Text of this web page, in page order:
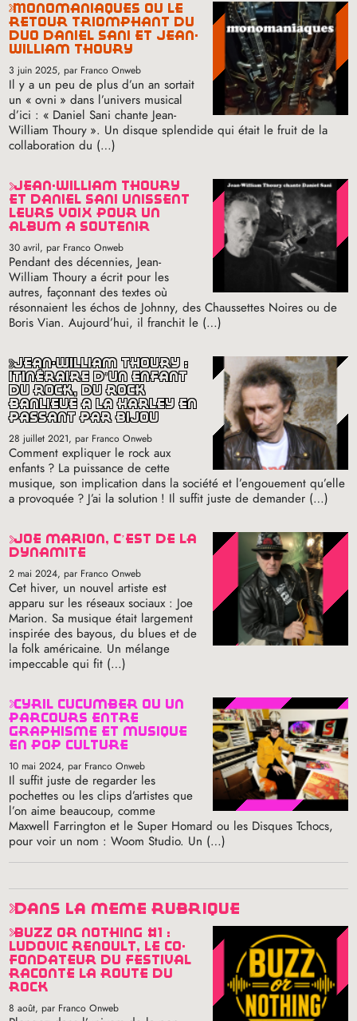
monomaniaques ou le
retour triomphant du
duo daniel sani et jean-
william thoury
3 juin 2025, par Franco Onweb
Il y a un peu de plus d’un an sortait
un « ovni » dans l’univers musical
d’ici : « Daniel Sani chante Jean-
William Thoury ». Un disque splendide qui était le fruit de la
collaboration du (…)
jean-william thoury
et daniel sani unissent
leurs voix pour un
album à soutenir
30 avril, par Franco Onweb
Pendant des décennies, Jean-
William Thoury a écrit pour les
autres, façonnant des textes où
résonnaient les échos de Johnny, des Chaussettes Noires ou de
Boris Vian. Aujourd’hui, il franchit le (…)
jean-william thoury :
itinéraire d’un enfant
du rock, du rock
banlieue à la harley en
passant par bijou
28 juillet 2021, par Franco Onweb
Comment expliquer le rock aux
enfants ? La puissance de cette
musique, son implication dans la société et l’engouement qu’elle
a provoquée ? J’ai la solution ! Il suffit juste de demander (…)
joe marion, c’est de la
dynamite
2 mai 2024, par Franco Onweb
Cet hiver, un nouvel artiste est
apparu sur les réseaux sociaux : Joe
Marion. Sa musique était largement
inspirée des bayous, du blues et de
la folk américaine. Un mélange
impeccable qui fit (…)
cyril cucumber ou un
parcours entre
graphisme et musique
en pop culture
10 mai 2024, par Franco Onweb
Il suffit juste de regarder les
pochettes ou les clips d’artistes que
l’on aime beaucoup, comme
Maxwell Farrington et le Super Homard ou les Disques Tchocs,
pour voir un nom : Woom Studio. Un (…)
dans la même rubrique
buzz or nothing #1 :
ludovic renoult, le co-
fondateur du festival
raconte la route du
rock
8 août, par Franco Onweb